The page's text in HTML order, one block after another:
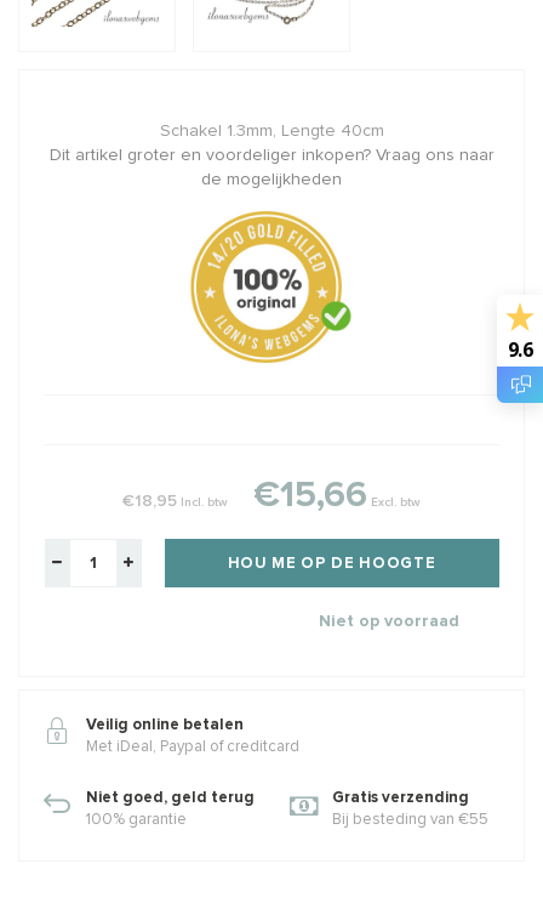
Schakel 1.3mm, Lengte 40cm
Dit artikel groter en voordeliger inkopen? Vraag ons naar
de mogelijkheden
€18,95 Incl. btw €15,66 Excl. btw
HOU ME OP DE HOOGTE
Niet op voorraad
Veilig online betalen
Met iDeal, Paypal of creditcard
Niet goed, geld terug
100% garantie
Gratis verzending
Bij besteding van €55
9.6